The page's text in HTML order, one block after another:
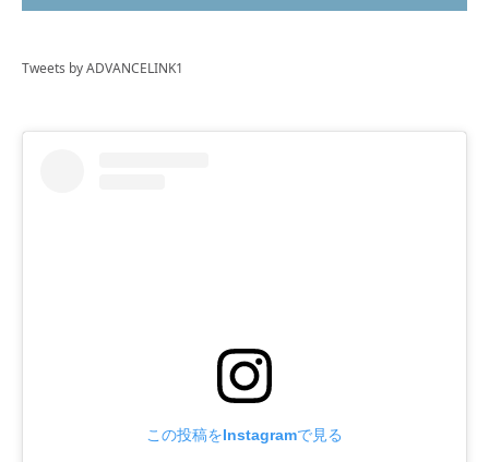
Tweets by ADVANCELINK1
この投稿をInstagramで見る